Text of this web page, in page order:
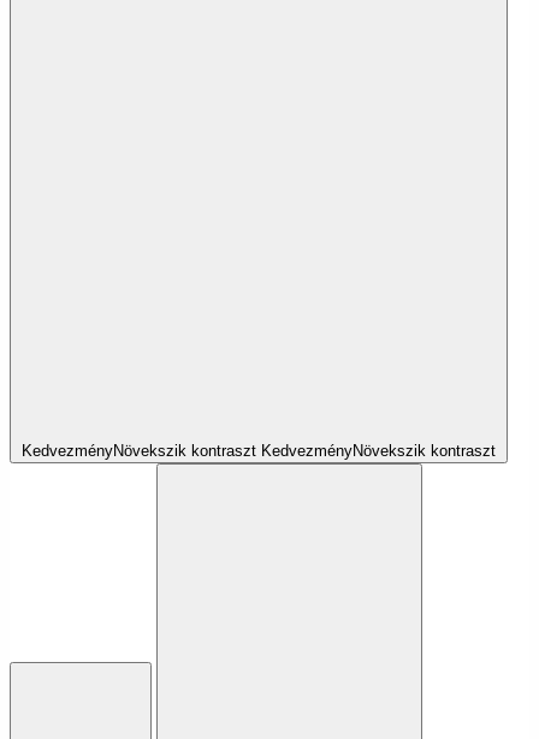
KedvezményNövekszik kontraszt KedvezményNövekszik kontraszt